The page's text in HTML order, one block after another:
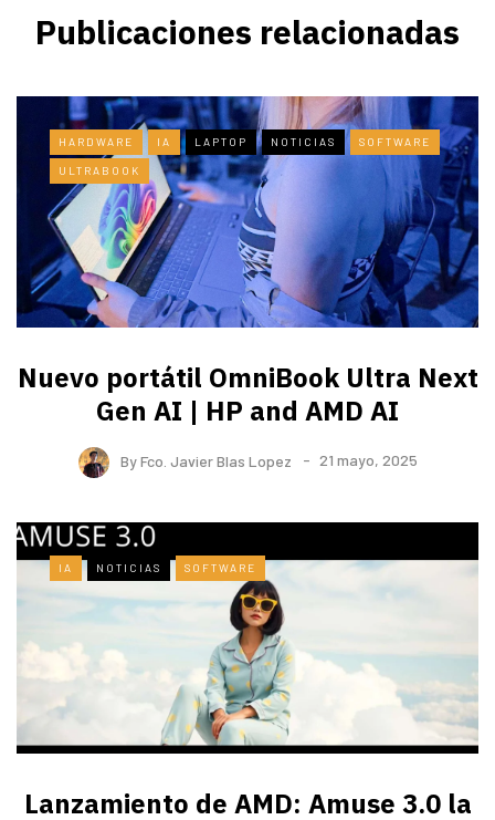
Publicaciones relacionadas
HARDWARE IA LAPTOP NOTICIAS SOFTWARE
ULTRABOOK
Nuevo portátil OmniBook Ultra ​Next
Gen AI | HP and AMD AI
ByFco. Javier Blas Lopez 21 mayo, 2025
IA NOTICIAS SOFTWARE
Lanzamiento de AMD: Amuse 3.0 la